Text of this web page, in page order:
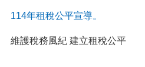
114年租稅公平宣導。
維護稅務風紀 建立租稅公平